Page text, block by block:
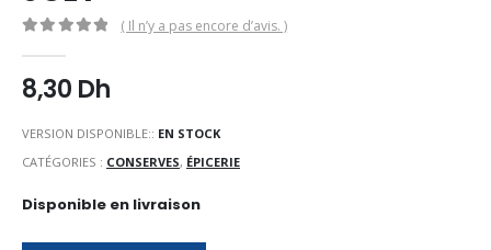
( Il n’y a pas encore d’avis. )
8,30 Dh
VERSION DISPONIBLE:: EN STOCK
CATÉGORIES : CONSERVES, ÉPICERIE
Disponible en livraison